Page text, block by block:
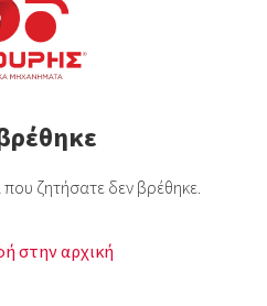
ζητήσατε δεν βρέθηκε.
στην αρχική